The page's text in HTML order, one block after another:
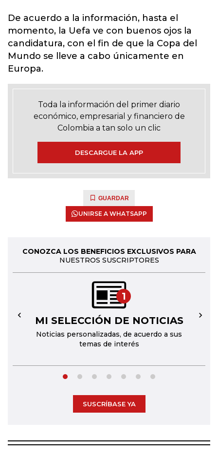
De acuerdo a la información, hasta el
momento, la Uefa ve con buenos ojos la
candidatura, con el fin de que la Copa del
Mundo se lleve a cabo únicamente en
Europa.
Toda la información del primer diario
económico, empresarial y financiero de
Colombia a tan solo un clic
DESCARGUE LA APP
GUARDAR
UNIRSE A WHATSAPP
CONOZCA LOS BENEFICIOS EXCLUSIVOS PARA
NUESTROS SUSCRIPTORES
1
MI SELECCIÓN DE NOTICIAS
Noticias personalizadas, de acuerdo a sus
temas de interés
← →
SUSCRÍBASE YA